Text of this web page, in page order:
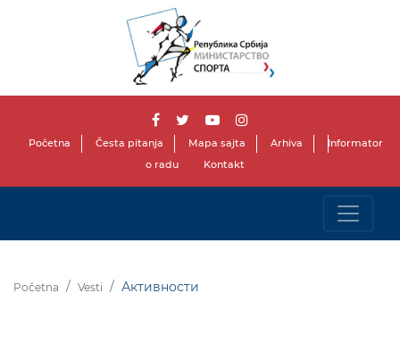
Početna Česta pitanja Mapa sajta Arhiva
Informator
o radu
Kontakt
Početna Vesti Активности